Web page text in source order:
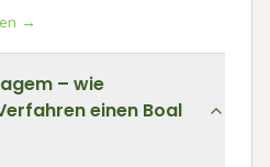
→
– wie
einen Boal